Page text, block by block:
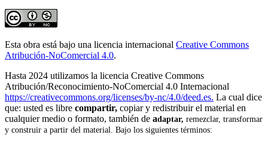
Esta obra está bajo una licencia internacional Creative Commons
Atribución-NoComercial 4.0.
Hasta 2024 utilizamos la licencia Creative Commons
Atribución/Reconocimiento-NoComercial 4.0 Internacional
https://creativecommons.org/licenses/by-nc/4.0/deed.es. La cual dice
que: usted es libre compartir, copiar y redistribuir el material en
cualquier medio o formato, también de adaptar, remezclar, transformar
y construir a partir del material. Bajo los siguientes términos: